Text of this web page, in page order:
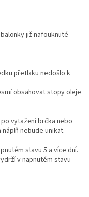
již nafouknuté
přetlaku nedošlo k
obsahovat stopy oleje
vytažení brčka nebo
nebude unikat.
stavu 5 a více dní.
v napnutém stavu